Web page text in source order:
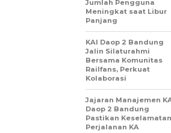
Jumlah Pengguna
Meningkat saat Libur
Panjang
KAI Daop 2 Bandung
Jalin Silaturahmi
Bersama Komunitas
Railfans, Perkuat
Kolaborasi
Jajaran Manajemen
Daop 2 Bandung
Pastikan Keselamatan
Perjalanan KA